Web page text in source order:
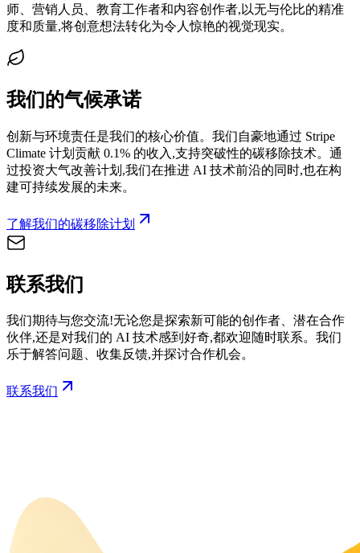
师、营销人员、教育工作者和内容创作者,以无与伦比的精准
度和质量,将创意想法转化为令人惊艳的视觉现实。
我们的气候承诺
创新与环境责任是我们的核心价值。我们自豪地通过 Stripe
Climate 计划贡献 0.1% 的收入,支持突破性的碳移除技术。通
过投资大气改善计划,我们在推进 AI 技术前沿的同时,也在构
建可持续发展的未来。
了解我们的碳移除计划
联系我们
我们期待与您交流!无论您是探索新可能的创作者、潜在合作
伙伴,还是对我们的 AI 技术感到好奇,都欢迎随时联系。我们
乐于解答问题、收集反馈,并探讨合作机会。
联系我们